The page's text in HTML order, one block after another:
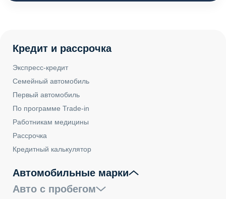
Кредит и рассрочка
Экспресс-кредит
Семейный автомобиль
Первый автомобиль
По программе Trade-in
Работникам медицины
Рассрочка
Кредитный калькулятор
Автомобильные марки
Авто с пробегом